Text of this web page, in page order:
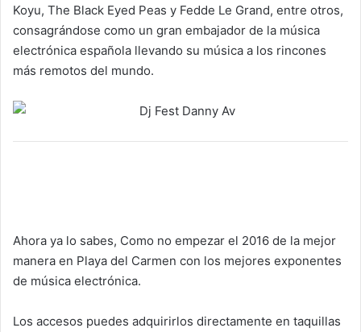
Koyu, The Black Eyed Peas y Fedde Le Grand, entre otros,
consagrándose como un gran embajador de la música
electrónica española llevando su música a los rincones
más remotos del mundo.
Ahora ya lo sabes, Como no empezar el 2016 de la mejor
manera en Playa del Carmen con los mejores exponentes
de música electrónica.
Los accesos puedes adquirirlos directamente en taquillas